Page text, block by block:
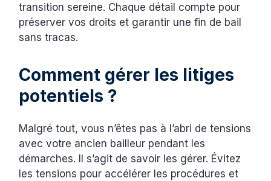
transition sereine. Chaque détail compte pour
préserver vos droits et garantir une fin de bail
sans tracas.
Comment gérer les litiges
potentiels ?
Malgré tout, vous n’êtes pas à l’abri de tensions
avec votre ancien bailleur pendant les
démarches. Il s’agit de savoir les gérer. Évitez
les tensions pour accélérer les procédures et